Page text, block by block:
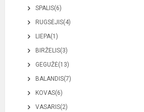
SPALIS(6)
RUGSĖJIS(4)
LIEPA(1)
BIRŽELIS(3)
GEGUŽĖ(13)
BALANDIS(7)
KOVAS(6)
VASARIS(2)